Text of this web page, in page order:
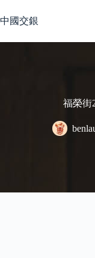
to
content
中國交銀
福榮街